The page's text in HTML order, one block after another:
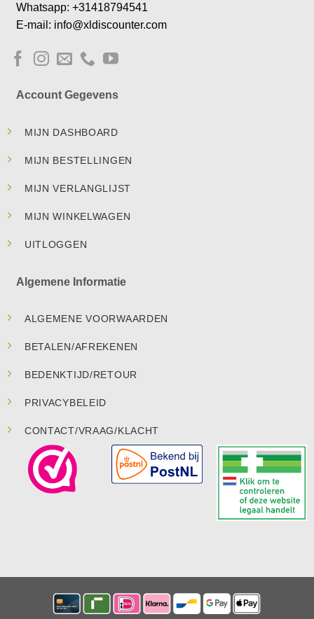
Whatsapp: +31418794541
E-mail: info@xldiscounter.com
Account Gegevens
MIJN DASHBOARD
MIJN BESTELLINGEN
MIJN VERLANGLIJST
MIJN WINKELWAGEN
UITLOGGEN
Algemene Informatie
ALGEMENE VOORWAARDEN
BETALEN/AFREKENEN
BEDENKTIJD/RETOUR
PRIVACYBELEID
CONTACT/VRAAG/KLACHT